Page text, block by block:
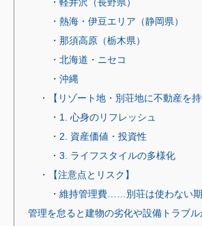
・軽井沢（長野県）
・熱海・伊豆エリア（静岡県）
・那須高原（栃木県）
・北海道・ニセコ
・沖縄
・【リゾート地・別荘地に不動産を持
・1. 心身のリフレッシュ
・2. 資産価値・投資性
・3. ライフスタイルの多様化
・【注意点とリスク】
・維持管理費……別荘は使わない期
管理を怠ると建物の劣化や設備トラブ